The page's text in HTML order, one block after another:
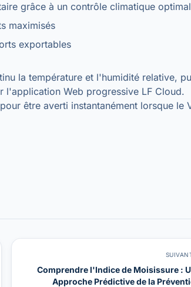
grâce à un contrôle climatique optimal
maximisés
exportables
la température et l'humidité relative,
l'application Web progressive LF Cloud.
être averti instantanément lorsque le
Comprendre l'Indice de Moisissure :
Approche Prédictive de la